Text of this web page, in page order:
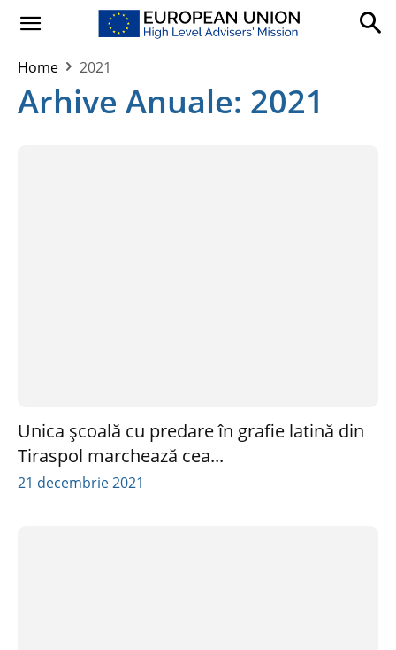
Home 2021
Arhive Anuale: 2021
Unica școală cu predare în grafie latină din
Tiraspol marchează cea...
21 decembrie 2021